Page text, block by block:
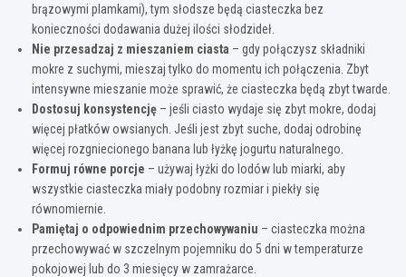
brązowymi plamkami), tym słodsze będą ciasteczka bez
konieczności dodawania dużej ilości słodzideł.
Nie przesadzaj z mieszaniem ciasta – gdy połączysz składniki
mokre z suchymi, mieszaj tylko do momentu ich połączenia. Zbyt
intensywne mieszanie może sprawić, że ciasteczka będą zbyt twarde.
Dostosuj konsystencję – jeśli ciasto wydaje się zbyt mokre, dodaj
więcej płatków owsianych. Jeśli jest zbyt suche, dodaj odrobinę
więcej rozgniecionego banana lub łyżkę jogurtu naturalnego.
Formuj równe porcje – używaj łyżki do lodów lub miarki, aby
wszystkie ciasteczka miały podobny rozmiar i piekły się
równomiernie.
Pamiętaj o odpowiednim przechowywaniu – ciasteczka można
przechowywać w szczelnym pojemniku do 5 dni w temperaturze
pokojowej lub do 3 miesięcy w zamrażarce.